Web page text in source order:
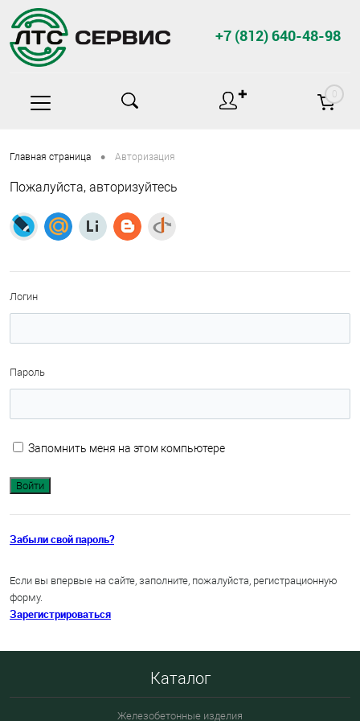
+7 (812) 640-48-98
✚ 0
Главная страница • Авторизация
Пожалуйста, авторизуйтесь
Логин
Пароль
Запомнить меня на этом компьютере
Забыли свой пароль?
Если вы впервые на сайте, заполните, пожалуйста, регистрационную
форму.
Зарегистрироваться
Каталог
Железобетонные изделия